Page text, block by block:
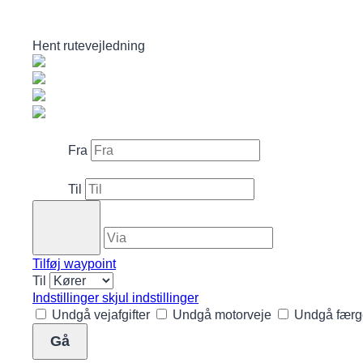
Hent rutevejledning
Fra
Til
Tilføj waypoint
Til
Indstillinger skjul indstillinger
Undgå vejafgifter
Undgå motorveje Undgå